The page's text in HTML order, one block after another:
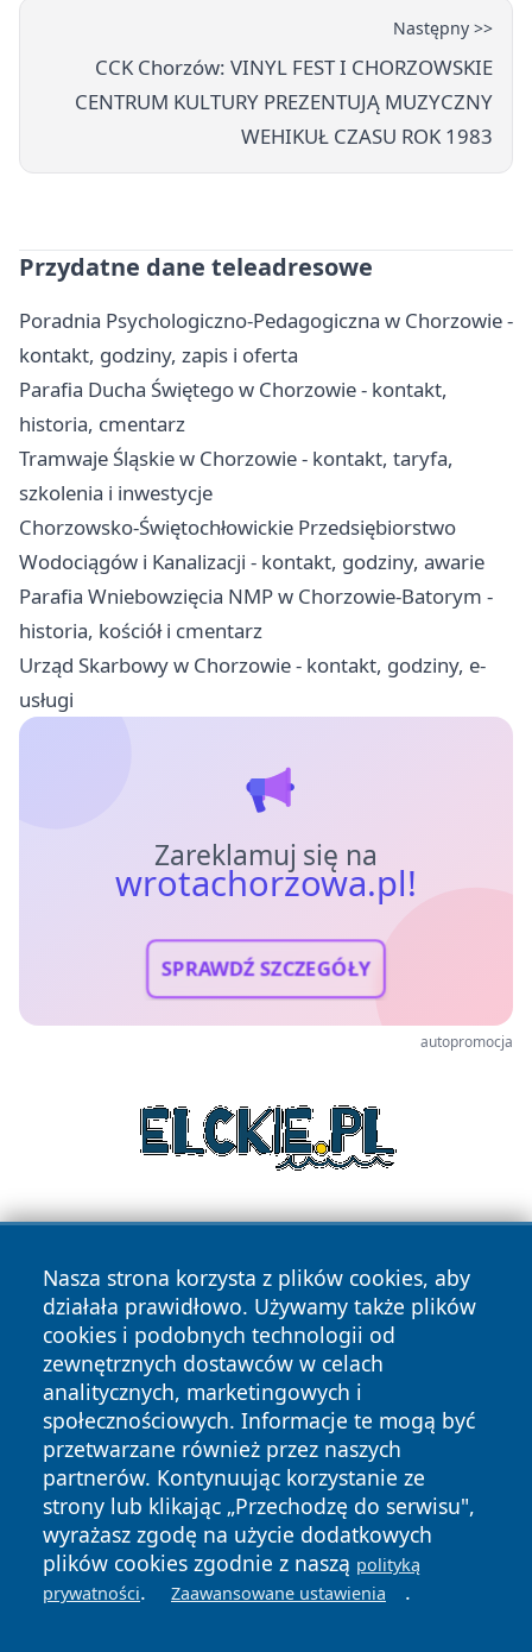
Następny >>
CCK Chorzów: VINYL FEST I CHORZOWSKIE
CENTRUM KULTURY PREZENTUJĄ MUZYCZNY
WEHIKUŁ CZASU ROK 1983
Przydatne dane teleadresowe
Poradnia Psychologiczno-Pedagogiczna w Chorzowie -
kontakt, godziny, zapis i oferta
Parafia Ducha Świętego w Chorzowie - kontakt,
historia, cmentarz
Tramwaje Śląskie w Chorzowie - kontakt, taryfa,
szkolenia i inwestycje
Chorzowsko-Świętochłowickie Przedsiębiorstwo
Wodociągów i Kanalizacji - kontakt, godziny, awarie
Parafia Wniebowzięcia NMP w Chorzowie-Batorym -
historia, kościół i cmentarz
Urząd Skarbowy w Chorzowie - kontakt, godziny, e-
usługi
Zareklamuj się na
wrotachorzowa.pl!
SPRAWDŹ SZCZEGÓŁY
autopromocja
Nasza strona korzysta z plików cookies, aby
działała prawidłowo. Używamy także plików
cookies i podobnych technologii od
zewnętrznych dostawców w celach
analitycznych, marketingowych i
społecznościowych. Informacje te mogą być
przetwarzane również przez naszych
partnerów. Kontynuując korzystanie ze
strony lub klikając „Przechodzę do serwisu",
wyrażasz zgodę na użycie dodatkowych
plików cookies zgodnie z naszą polityką
prywatności. Zaawansowane ustawienia .
Copyright © 2026 wrotachorzowa.pl Wszystkie prawa
zastrzeżone.
News Autorzy
Polityka
Prywatności
Polityka
Cookies